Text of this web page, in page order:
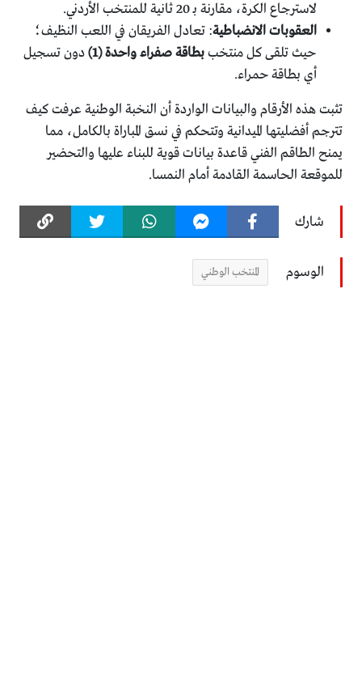
لاسترجاع الكرة، مقارنة بـ 20 ثانية للمنتخب الأردني.
العقوبات الانضباطية: تعادل الفريقان في اللعب النظيف؛
حيث تلقى كل منتخببطاقة صفراء واحدة (1)
دون تسجيل
أي بطاقة حمراء.
​تثبت هذه الأرقام والبيانات الواردة أن النخبة الوطنية عرفت كيف
تترجم أفضليتها الميدانية وتتحكم في نسق المباراة بالكامل، مما
يمنح الطاقم الفني قاعدة بيانات قوية للبناء عليها والتحضير
للموقعة الحاسمة القادمة أمام النمسا.
شارك
الوسوم المنتخب الوطني